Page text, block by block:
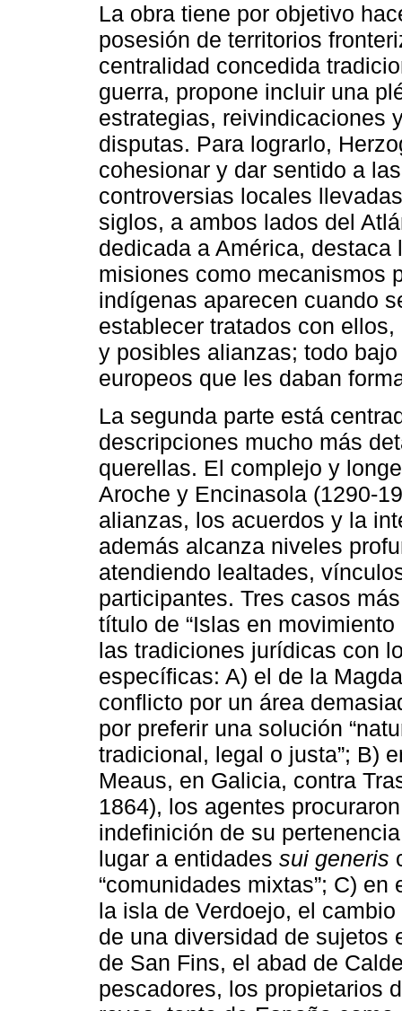
La obra tiene por objetivo
posesión de territorios
centralidad concedida
guerra, propone incluir una
estrategias, reivindicaciones
disputas. Para lograrlo,
cohesionar y dar sentido a
controversias locales
siglos, a ambos lados del
dedicada a América,
misiones como mecanismos
indígenas aparecen cuando
establecer tratados con
y posibles alianzas; todo
europeos que les daban
La segunda parte está
descripciones mucho más
querellas. El complejo y
Aroche y Encinasola (1290-
alianzas, los acuerdos y la
además alcanza niveles
atendiendo lealtades,
participantes. Tres casos
título de “Islas en
las tradiciones jurídicas con
específicas: A) el de la
conflicto por un área
por preferir una solución
tradicional, legal o justa”; B)
Meaus, en Galicia, contra
1864), los agentes
indefinición de su
lugar a entidades sui generis
“comunidades mixtas”; C)
la isla de Verdoejo, el
de una diversidad de sujetos
de San Fins, el abad de
pescadores, los propietarios